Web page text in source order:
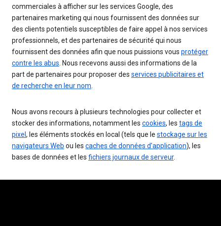
commerciales à afficher sur les services Google, des
partenaires marketing qui nous fournissent des données sur
des clients potentiels susceptibles de faire appel à nos services
professionnels, et des partenaires de sécurité qui nous
fournissent des données afin que nous puissions vous protéger
contre les abus . Nous recevons aussi des informations de la
part de partenaires pour proposer des services publicitaires et
de recherche en leur nom
Nous avons recours à plusieurs technologies pour collecter et
stocker des informations, notamment les cookies, les tags de
pixel , les éléments stockés en local (tels que le stockage sur les
navigateurs Web ou les caches de données d'application), les
bases de données et les fichiers journaux de serveur.